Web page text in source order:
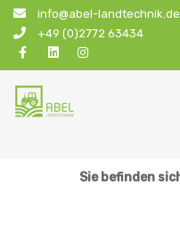
Zum
Inhalt
springen
info@abel-landtechnik.de
+49 (0)2772 63434
Sie befinden